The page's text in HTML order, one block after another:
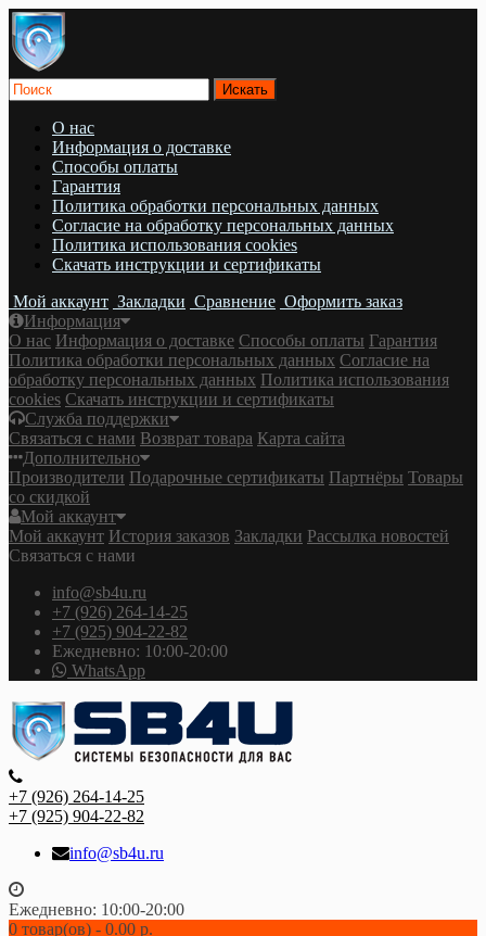
О нас
Информация о доставке
Cпособы оплаты
Гарантия
Политика обработки персональных данных
Согласие на обработку персональных данных
Политика использования cookies
Скачать инструкции и сертификаты
Мой аккаунт Закладки Сравнение Оформить заказ
Информация
О нас Информация о доставке Cпособы оплаты Гарантия
Политика обработки персональных данных Согласие на
обработку персональных данных Политика использования
cookies Скачать инструкции и сертификаты
Служба поддержки
Связаться с нами Возврат товара Карта сайта
Дополнительно
Производители Подарочные сертификаты Партнёры Товары
со скидкой
Мой аккаунт
Мой аккаунт История заказов Закладки Рассылка новостей
Связаться с нами
info@sb4u.ru
+7 (926) 264-14-25
+7 (925) 904-22-82
Ежедневно: 10:00-20:00
WhatsApp
+7 (926) 264-14-25
+7 (925) 904-22-82
info@sb4u.ru
Ежедневно: 10:00-20:00
0 товар(ов) - 0.00 р.